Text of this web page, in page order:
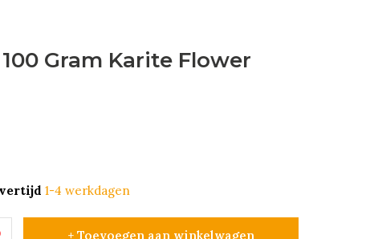
Gram Karite Flower
1-4 werkdagen
+ Toevoegen aan winkelwagen